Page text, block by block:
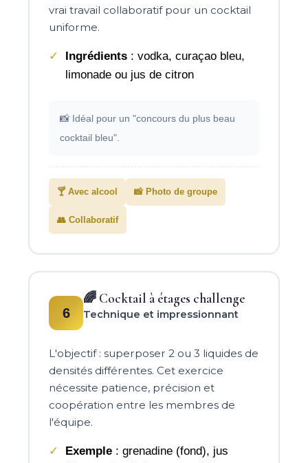
vrai travail collaboratif pour un cocktail
uniforme.
Ingrédients : vodka, curaçao bleu,
limonade ou jus de citron
📸 Idéal pour un "concours du plus beau
cocktail bleu".
🍸 Avec alcool 📸 Photo de groupe
👥 Collaboratif
6
🌈 Cocktail à étages challenge
Technique et impressionnant
L'objectif : superposer 2 ou 3 liquides de
densités différentes. Cet exercice
nécessite patience, précision et
coopération entre les membres de
l'équipe.
Exemple : grenadine (fond), jus